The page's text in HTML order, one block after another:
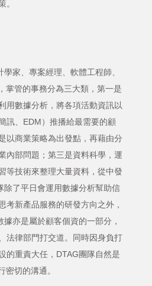
。
家、專案經理、軟體工程師、
掌管的事務分為三大類，第一是
用數據分析，將各項活動資訊以
訊、EDM）推播給最需要的顧
以商業策略為出發點，再藉由分
內部問題；第三是資料科學，運
等技術來整理大量資料，從中發
除了平日會運用數據分析幫助信
考新產品服務的研發方向之外，
亦是屬於顧客個資的一部分，
法律部門打交道。同時因身負打
的重責大任，DTAG團隊自然是
密切的溝通。